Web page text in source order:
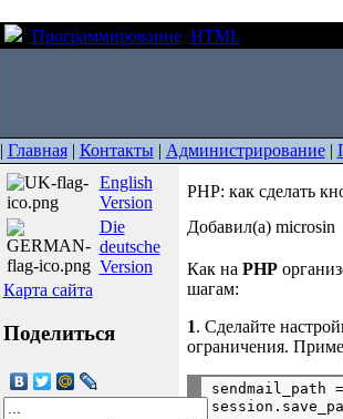
Программирование HTML
| Главная| Контакты| Администрирование|
English
Version
Die
deutsche
Version
Карта сайта
Поделиться
PHP: как сделать
Добавил(а) microsin
Как на PHP
шагам:
1. Сделайте
ограничения.
sendmail_path